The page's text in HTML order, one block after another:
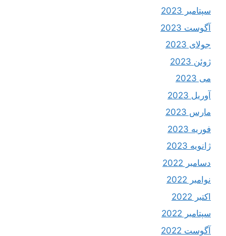
سپتامبر 2023
آگوست 2023
جولای 2023
ژوئن 2023
می 2023
آوریل 2023
مارس 2023
فوریه 2023
ژانویه 2023
دسامبر 2022
نوامبر 2022
اکتبر 2022
سپتامبر 2022
آگوست 2022